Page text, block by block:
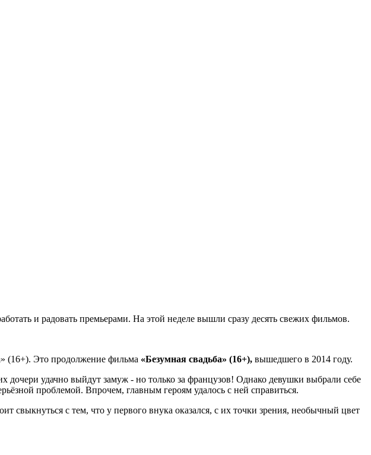
и радовать премьерами. На этой неделе вышли сразу десять свежих фильмов.
(16+). Это продолжение фильма «Безумная свадьба» (16+), вышедшего в 2014 году.
удачно выйдут замуж - но только за французов! Однако девушки выбрали себе
проблемой. Впрочем, главным героям удалось с ней справиться.
свыкнуться с тем, что у первого внука оказался, с их точки зрения, необычный цвет